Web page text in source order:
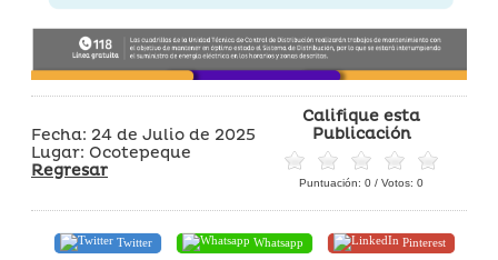
Fecha: 24 de Julio de 2025
Lugar: Ocotepeque
Regresar
Califique esta
Publicación
Puntuación: 0 / Votos: 0
Twitter Whatsapp Pinterest